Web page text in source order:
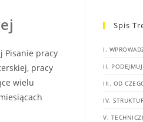
Pisanie pracy
pracy
wielu
Spis
I.
II.
III. OD
IV.
V.